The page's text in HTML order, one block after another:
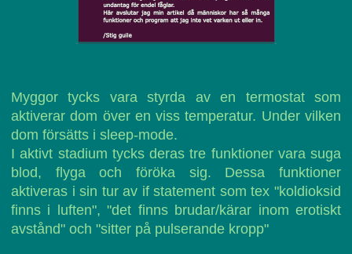
Myggor tycks vara styrda av en termostat som
aktiverar dom över en viss temperatur. Under vilken
dom försätts i sleep-mode.
I aktivt stadium tycks deras tre funktioner vara suga
blod, flyga och föröka sig. Dessa funktioner
aktiveras i sin tur av if statement som tex "koldioksid
finns i luften", "det finns brudar/kärar inom erotiskt
avstånd" och "sitter på pulserande kropp"